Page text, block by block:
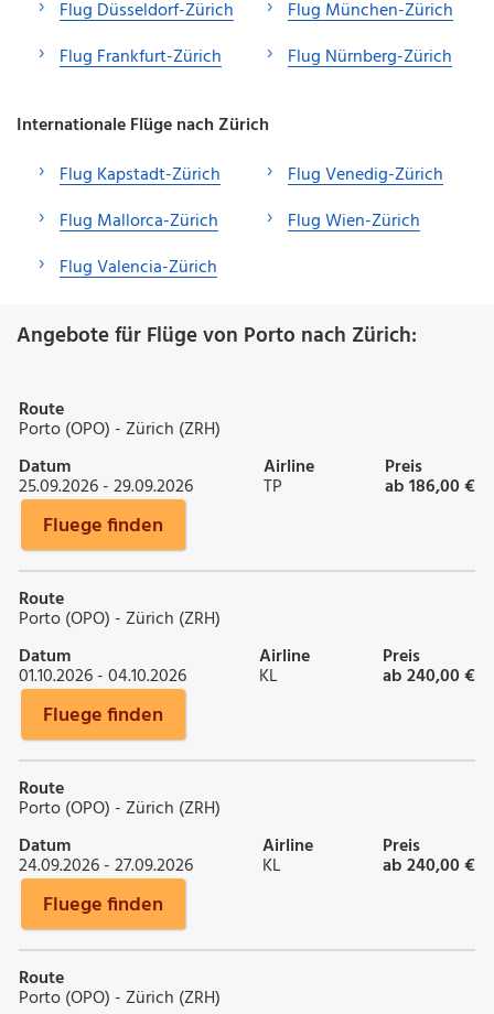
Flug Düsseldorf-Zürich
Flug Frankfurt-Zürich
Flug München-Zürich
Flug Nürnberg-Zürich
Internationale Flüge nach Zürich
Flug Kapstadt-Zürich
Flug Mallorca-Zürich
Flug Valencia-Zürich
Flug Venedig-Zürich
Flug Wien-Zürich
Angebote für Flüge von Porto nach Zürich:
Route
Porto (OPO) - Zürich (ZRH)
Datum
25.09.2026 - 29.09.2026
Airline
TP
Preis
ab 186,00 €
Fluege finden
Route
Porto (OPO) - Zürich (ZRH)
Datum
01.10.2026 - 04.10.2026
Airline
KL
Preis
ab 240,00 €
Fluege finden
Route
Porto (OPO) - Zürich (ZRH)
Datum
24.09.2026 - 27.09.2026
Airline
KL
Preis
ab 240,00 €
Fluege finden
Route
Porto (OPO) - Zürich (ZRH)